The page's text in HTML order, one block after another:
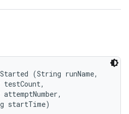
(String runName,
testCount,
attemptNumber,
startTime)